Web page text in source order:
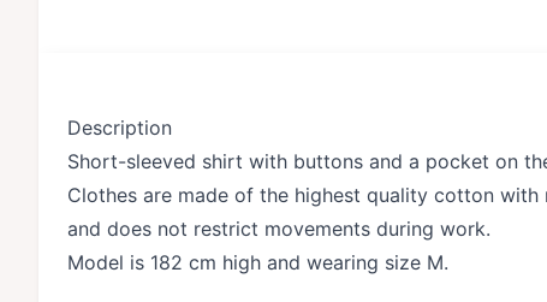
Description
Short-sleeved shirt with buttons and a pocket on
Clothes are made of the highest quality cotton
and does not restrict movements during work.
Model is 182 cm high and wearing size M.